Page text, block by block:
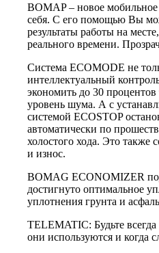
BOMAP – новое
себя. С его помощью Вы
результаты работы на
реального времени.
Система ECOMODE не
интеллектуальный
экономить до 30
уровень шума. А с
системой ECOSTOP
автоматически по
холостого хода. Это также
и износ.
BOMAG ECONOMIZER
достигнуто оптимальное
уплотнения грунта и
TELEMATIC: Будьте
они используются и когда